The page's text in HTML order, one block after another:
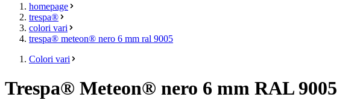
homepage
trespa®
colori vari
trespa® meteon® nero 6 mm ral 9005
Colori vari
Trespa® Meteon® nero 6 mm RAL 9005